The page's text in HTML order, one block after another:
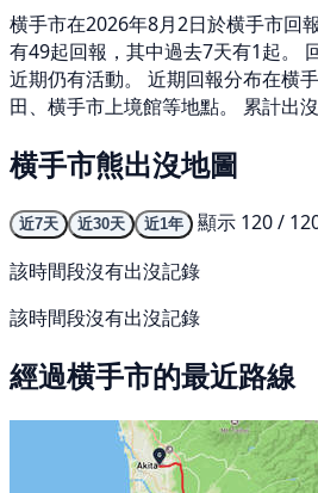
横手市在2026年8月2日於横手市回
有49起回報，其中過去7天有1起。
近期仍有活動。 近期回報分布在横
田、横手市上境館等地點。 累計出
横手市熊出沒地圖
近7天 近30天 近1年
顯示 120 /
該時間段沒有出沒記錄
該時間段沒有出沒記錄
經過横手市的最近路線